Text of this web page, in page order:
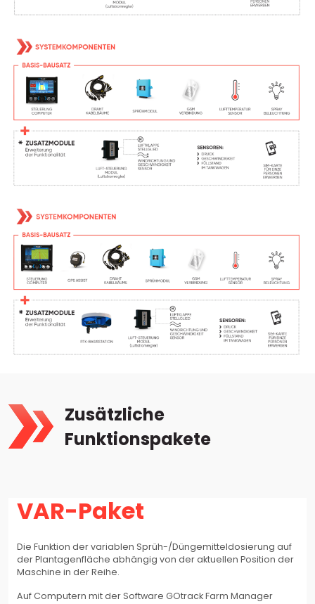
Zusätzliche
Funktionspakete
VAR-Paket
Die Funktion der variablen Sprüh-/Düngemitteldosierung auf
der Plantagenfläche abhängig von der aktuellen Position der
Maschine in der Reihe.
Auf Computern mit der Software GOtrack Farm Manager